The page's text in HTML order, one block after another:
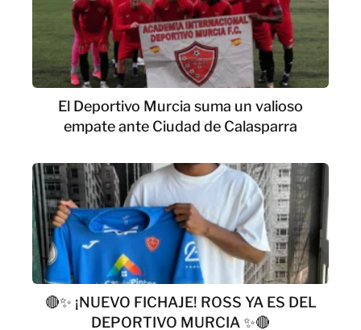
El Deportivo Murcia suma un valioso
empate ante Ciudad de Calasparra
🔴✨ ¡NUEVO FICHAJE! ROSS YA ES DEL
DEPORTIVO MURCIA ✨🔴